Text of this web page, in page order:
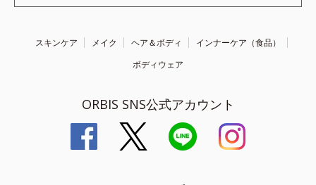
スキンケア メイク ヘア＆ボディ
インナーケア（食品）
ボディウェア
ORBIS SNS公式アカウント